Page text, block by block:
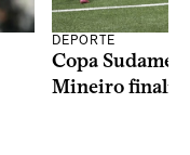
DEPORTE
Copa
Mineiro